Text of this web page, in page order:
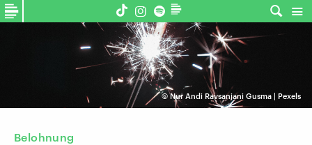
©Nur Andi Ravsanjani Gusma | Pexels
Belohnung